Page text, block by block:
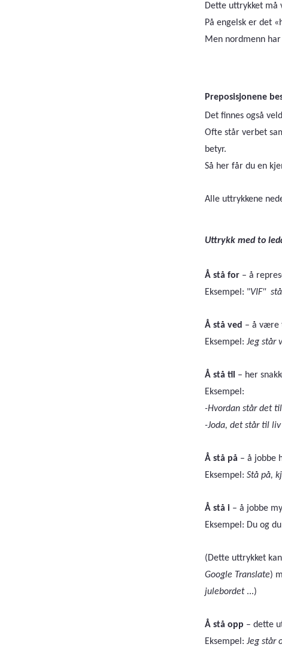
Dette uttrykket må
På engelsk er det
Men nordmenn
Preposisjonene
Det finnes også
Ofte står verbet
betyr.
Så her får du en
Alle uttrykkene
Uttrykk med to
Å stå for – å
Eksempel: "VIF"
Å stå ved – å være
Eksempel: Jeg står
Å stå til – her
Eksempel:
-Hvordan står det
-Joda, det står til
Å stå på – å jobbe
Eksempel: Stå på,
Å stå i – å jobbe
Eksempel: Du og
(Dette uttrykket
Google Translate)
julebordet...)
Å stå opp – dette
Eksempel: Jeg står